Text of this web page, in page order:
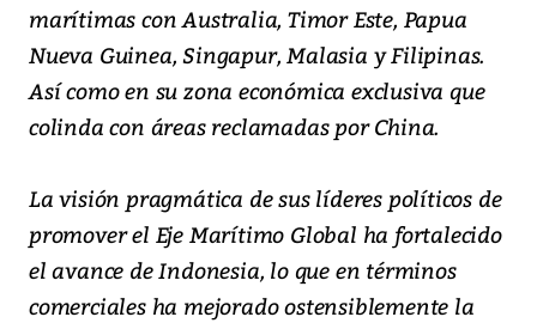
marítimas con Australia, Timor Este, Papua
Nueva Guinea, Singapur, Malasia y Filipinas.
Así como en su zona económica exclusiva que
colinda con áreas reclamadas por China.
La visión pragmática de sus líderes políticos de
promover el Eje Marítimo Global ha fortalecido
el avance de Indonesia, lo que en términos
comerciales ha mejorado ostensiblemente la